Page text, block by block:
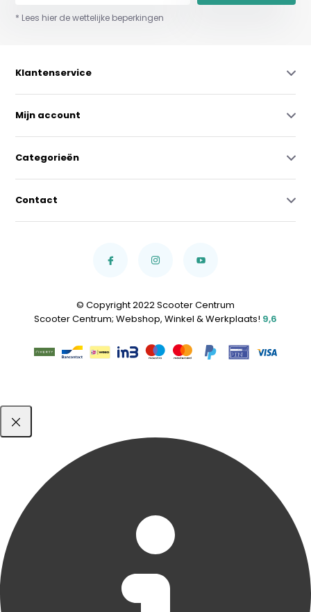
* Lees hier de wettelijke beperkingen
Klantenservice
Mijn account
Categorieën
Contact
© Copyright 2022 Scooter Centrum
Scooter Centrum; Webshop, Winkel & Werkplaats! 9,6